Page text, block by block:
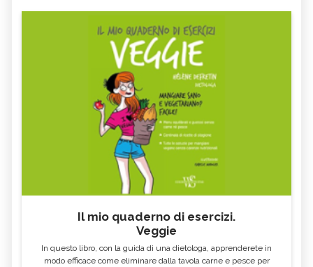
Il mio quaderno di esercizi.
Veggie
In questo libro, con la guida di una dietologa, apprenderete in
modo efficace come eliminare dalla tavola carne e pesce per